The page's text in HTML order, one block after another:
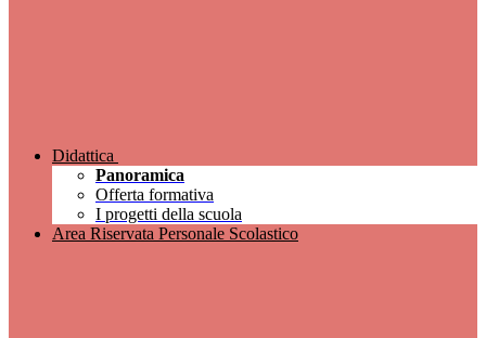
Didattica
Panoramica
Offerta formativa
I progetti della scuola
Area Riservata Personale Scolastico